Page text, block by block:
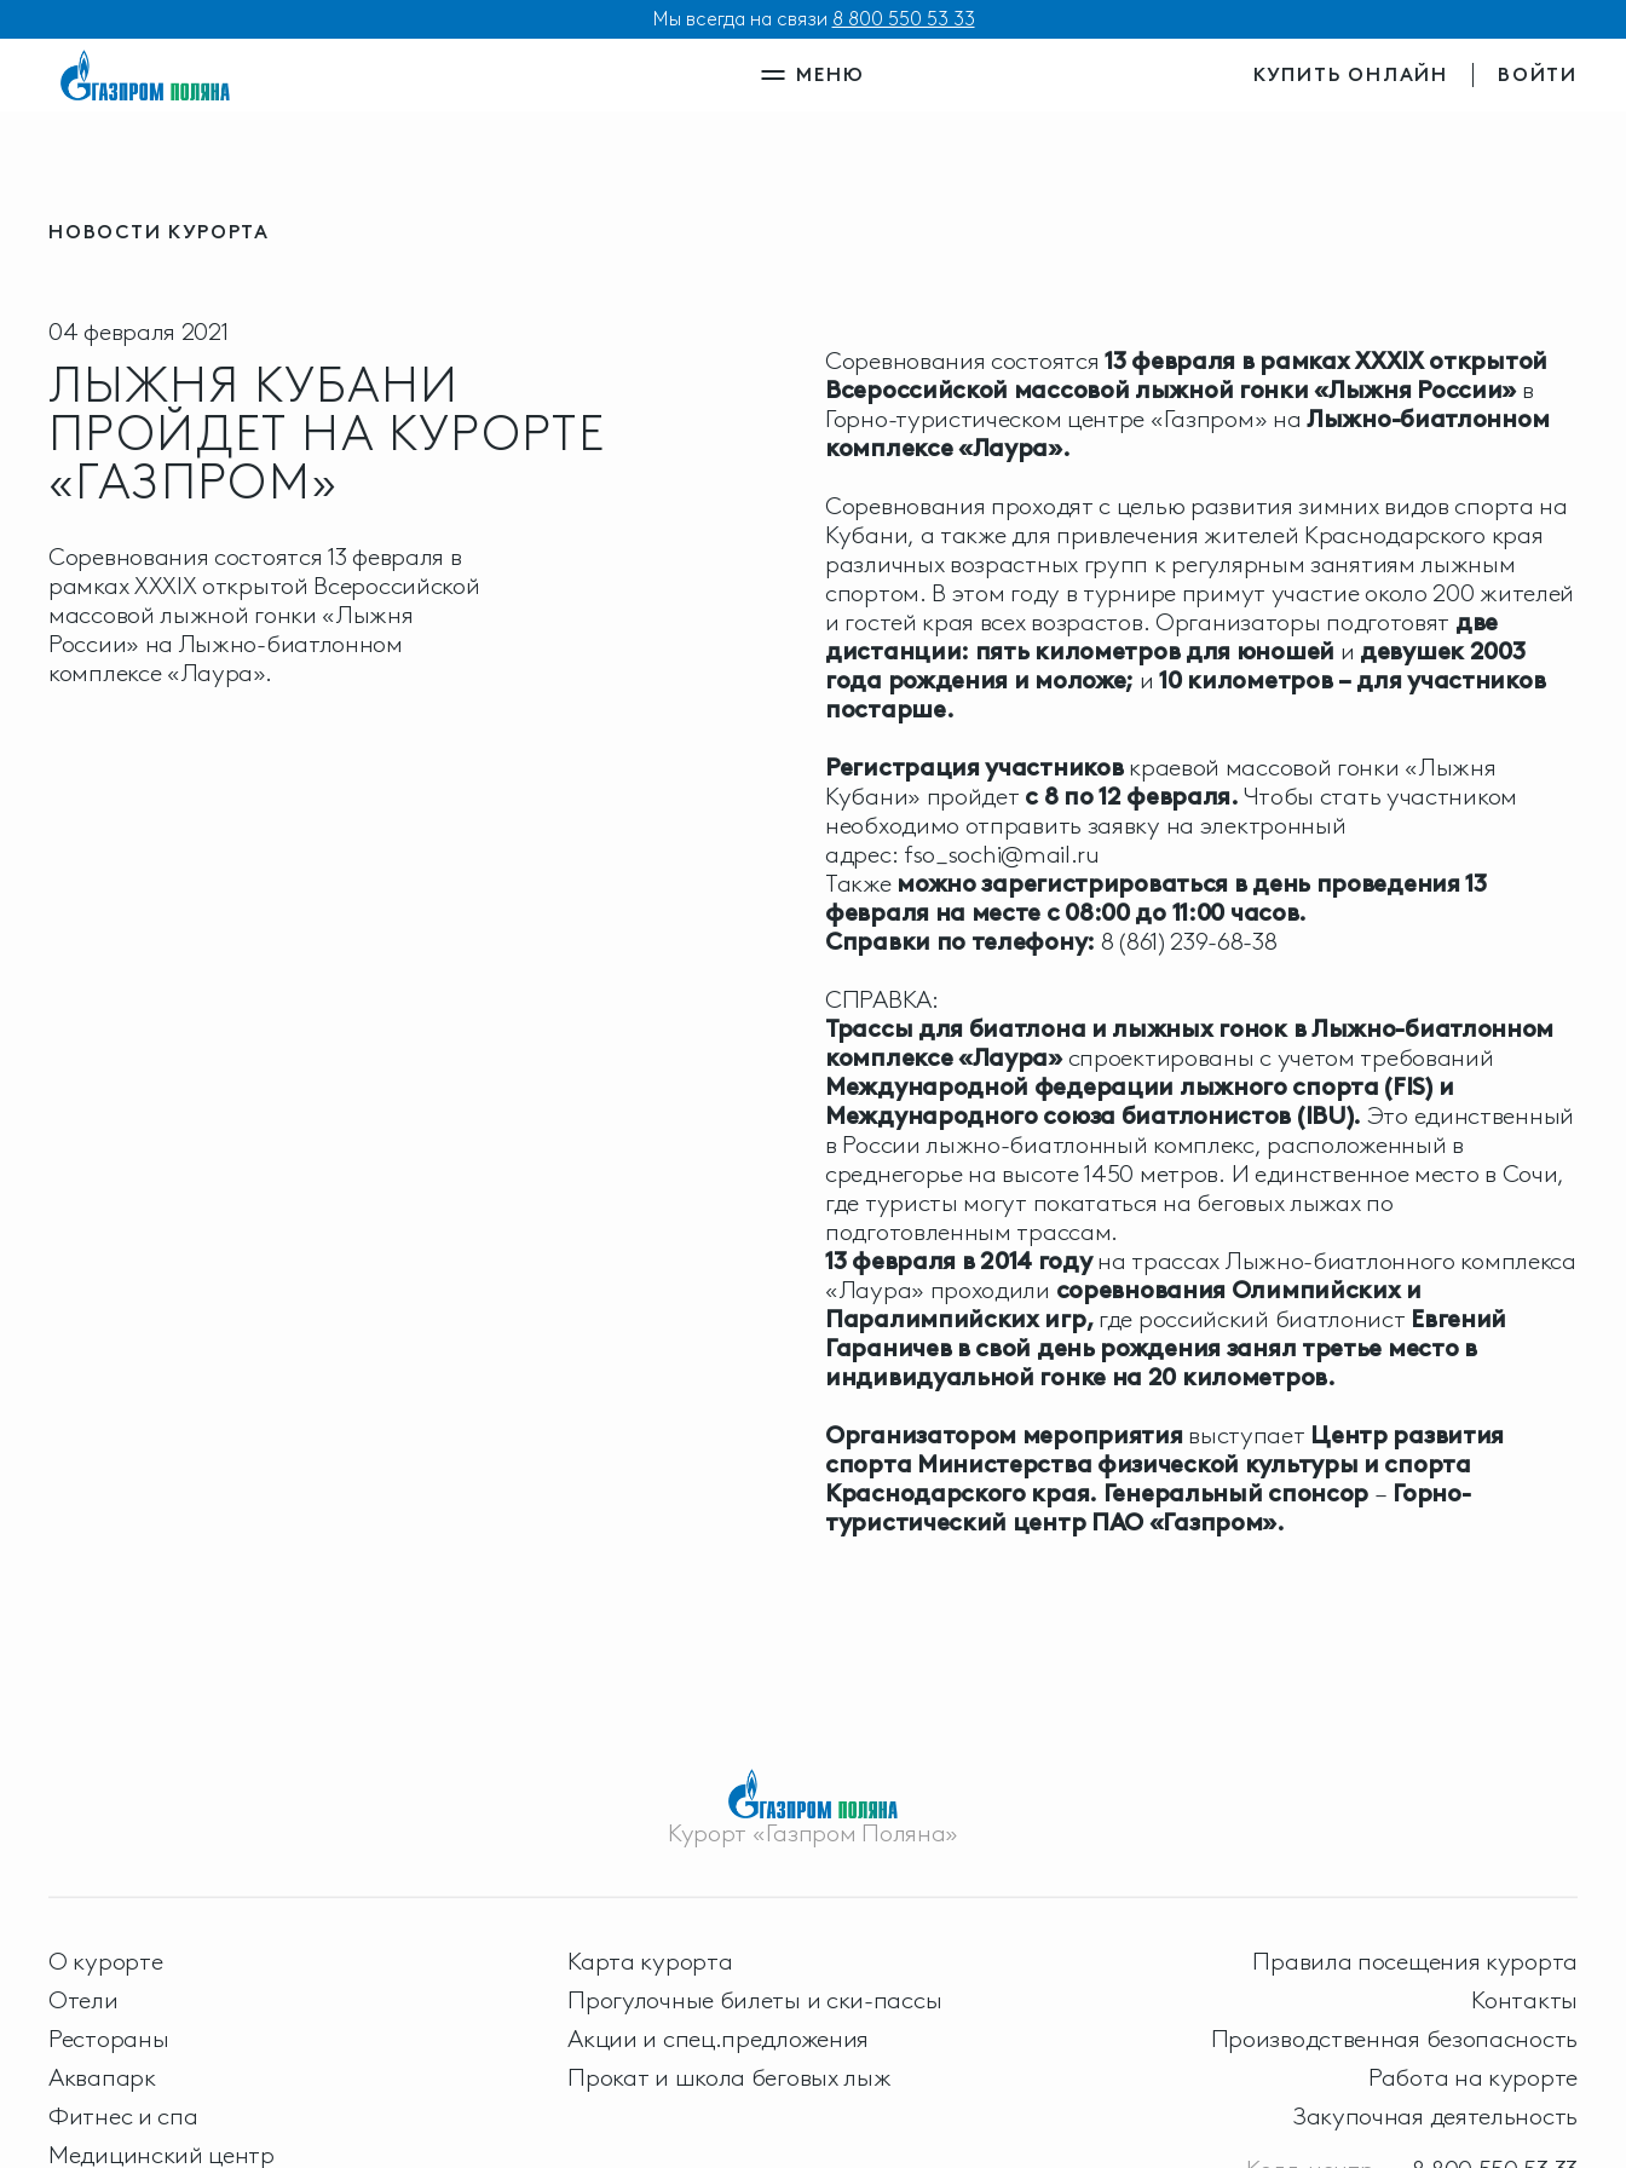
Мы всегда на связи 8 800 550 53 33
МЕНЮ КУПИТЬ ОНЛАЙН ВОЙТИ
НОВОСТИ КУРОРТА
04 февраля 2021
ЛЫЖНЯ КУБАНИ
ПРОЙДЕТ НА КУРОРТЕ
«ГАЗПРОМ»
Соревнования состоятся 13 февраля в
рамках XXXIX открытой Всероссийской
массовой лыжной гонки «Лыжня
России» на Лыжно-биатлонном
комплексе «Лаура».
Соревнования состоятся13 февраля в рамках XXXIX открытой
Всероссийской массовой лыжной гонки «Лыжня России»в
Горно-туристическом центре «Газпром» наЛыжно-биатлонном
комплексе «Лаура».
Соревнования проходят с целью развития зимних видов спорта на
Кубани, а также для привлечения жителей Краснодарского края
различных возрастных групп к регулярным занятиям лыжным
спортом. В этом году в турнире примут участие около 200 жителей
и гостей края всех возрастов. Организаторы подготовят две
дистанции: пять километров для юношей и девушек 2003
года рождения и моложе; и10 километров – для участников
постарше.
Регистрация участниковкраевой массовой гонки «Лыжня
Кубани» пройдет с 8 по 12 февраля. Чтобы стать участником
необходимо отправить заявку на электронный
адрес: fso_sochi@mail.ru
Также можно зарегистрироваться в день проведения 13
февраля на месте с 08:00 до 11:00 часов.
Справки по телефону: 8 (861) 239-68-38
СПРАВКА:
Трассы для биатлона и лыжных гонок в Лыжно-биатлонном
комплексе «Лаура»спроектированы с учетом требований
Международной федерации лыжного спорта (FIS) и
Международного союза биатлонистов (IBU). Это единственный
в России лыжно-биатлонный комплекс, расположенный в
среднегорье на высоте 1450 метров. И единственное место в Сочи,
где туристы могут покататься на беговых лыжах по
подготовленным трассам.
13 февраля в 2014 годуна трассах Лыжно-биатлонного комплекса
«Лаура» проходили соревнования Олимпийских и
Паралимпийских игр,где российский биатлонист Евгений
Гараничев в свой день рождения занял третье место в
индивидуальной гонке на 20 километров.
Организатором мероприятиявыступает Центр развития
спорта Министерства физической культуры и спорта
Краснодарского края. Генеральный спонсор – Горно-
туристический центр ПАО «Газпром».
Курорт «Газпром Поляна»
О курорте
Отели
Рестораны
Аквапарк
Фитнес и спа
Медицинский центр
Карта курорта
Прогулочные билеты и ски-пассы
Акции и спец.предложения
Прокат и школа беговых лыж
Правила посещения курорта
Контакты
Производственная безопасность
Работа на курорте
Закупочная деятельность